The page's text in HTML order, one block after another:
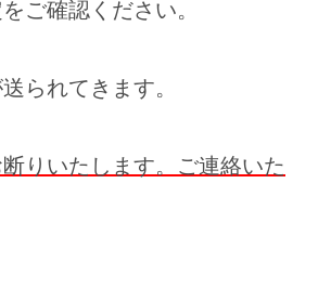
ご確認ください。
られてきます。
りいたします。ご連絡いた